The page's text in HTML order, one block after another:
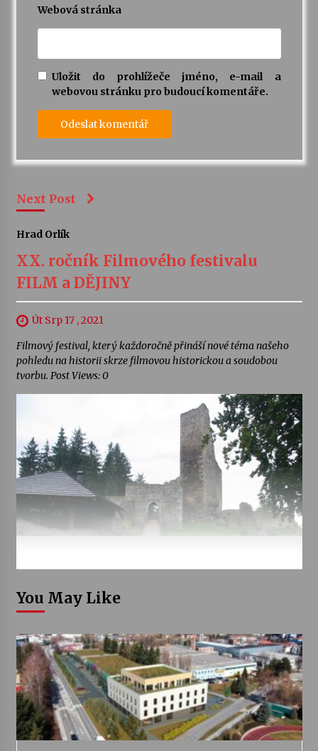
Webová stránka
Uložit do prohlížeče jméno, e-mail a
webovou stránku pro budoucí komentáře.
Next Post
Hrad Orlík
XX. ročník Filmového festivalu
FILM a DĚJINY
Út Srp 17 , 2021
Filmový festival, který každoročně přináší nové téma našeho
pohledu na historii skrze filmovou historickou a soudobou
tvorbu. Post Views: 0
You May Like